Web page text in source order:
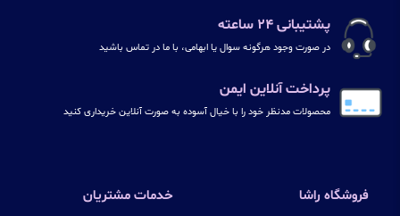
پشتیبانی ۲۴ ساعته
در صورت وجود هرگونه سوال یا ابهامی، با ما در تماس باشید
پرداخت آنلاین ایمن
محصولات مدنظر خود را با خیال آسوده به صورت آنلاین خریداری کنید
فروشگاه راشا خدمات مشتریان